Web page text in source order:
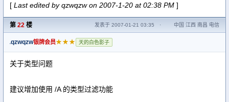
[ Last edited by qzwqzw on 2007-1-20 at 02:38 PM ]
第 22 楼 发表于 2007-01-21 03:35 · 中国 江西 南昌 电信
qzwqzw银牌会员★★★ 天的白色影子
关于类型问题
建议增加使用 /A 的类型过滤功能